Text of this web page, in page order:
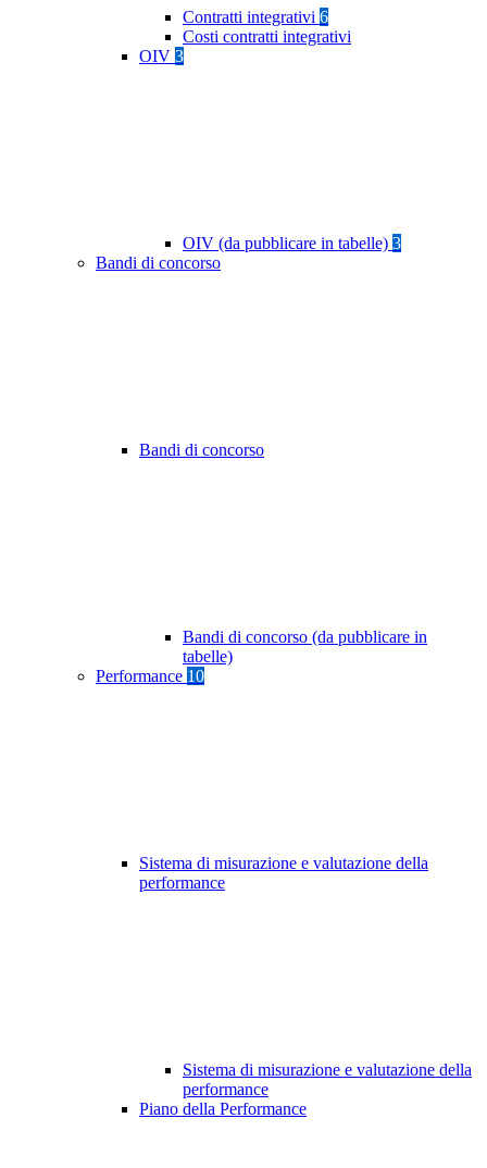
Contratti integrativi 6
Costi contratti integrativi
OIV 3
OIV (da pubblicare in tabelle) 3
Bandi di concorso
Bandi di concorso
Bandi di concorso (da pubblicare in
tabelle)
Performance 10
Sistema di misurazione e valutazione della
performance
Sistema di misurazione e valutazione della
performance
Piano della Performance